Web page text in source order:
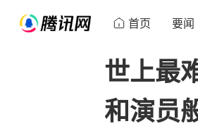
首页 要闻
世上最
和演员